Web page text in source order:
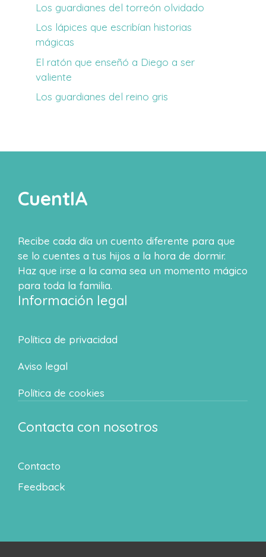
Los guardianes del torreón olvidado
Los lápices que escribían historias
mágicas
El ratón que enseñó a Diego a ser
valiente
Los guardianes del reino gris
CuentIA
Recibe cada día un cuento diferente para que
se lo cuentes a tus hijos a la hora de dormir.
Haz que irse a la cama sea un momento mágico
para toda la familia.
Información legal
Política de privacidad
Aviso legal
Política de cookies
Contacta con nosotros
Contacto
Feedback